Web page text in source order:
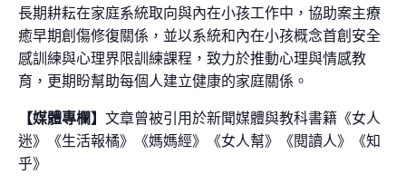
長期耕耘在家庭系統取向與內在小孩工作中，協助案主療
癒早期創傷修復關係，並以系統和內在小孩概念首創安全
感訓練與心理界限訓練課程，致力於推動心理與情感教
育，更期盼幫助每個人建立健康的家庭關係。
【媒體專欄】 文章曾被引用於新聞媒體與教科書籍《女人
迷》《生活報橘》《媽媽經》《女人幫》《閱讀人》《知
乎》